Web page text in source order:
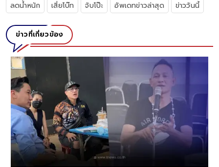
ลดน้ำหนัก
เสี่ยโบ๊ท จับโป๊ะ อัพเดทข่าวล่าสุด ข่าววันนี้
ข่าวที่เกี่ยวข้อง